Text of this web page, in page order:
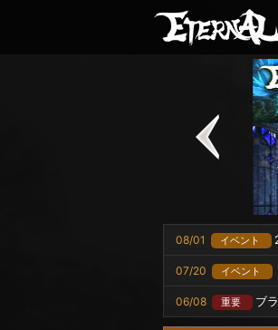
08/01 イベント
07/20 イベント
06/08 重要 ブ